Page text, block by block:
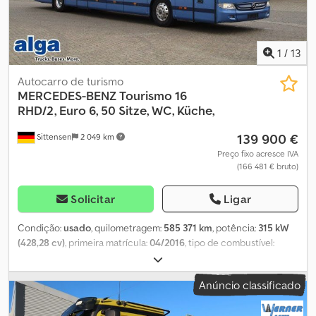
1 / 13
Sittensen 2 049 km
Autocarro de turismo
MERCEDES-BENZTourismo 16
RHD/2, Euro 6, 50 Sitze, WC, Küche,
139 900 €
Preço fixo acresce IVA
(166 481 € bruto)
Solicitar Ligar
Condição:usado, quilometragem: 585 371 km, potência: 315 kW
(428,28 cv), primeira matrícula:04/2016, tipo de combustível:
, tipo de engrenagem:
automático, próxima inspeção (TÜV):05/2026, classe de emissão:
Euro 6, cor: , Equipamento:ABS,
aquecedor estacionário, ar condicionado, casa de banho,
Anúncio classificado